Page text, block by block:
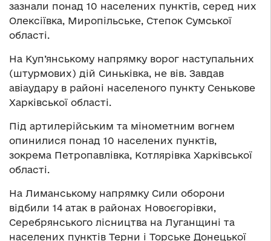
зазнали понад 10 населених пунктів, серед них
Олексіївка, Миропільське, Степок Сумської
області.
На Куп’янському напрямку ворог наступальних
(штурмових) дій Синьківка, не вів. Завдав
авіаудару в районі населеного пункту Сенькове
Харківської області.
Під артилерійським та мінометним вогнем
опинилися понад 10 населених пунктів,
зокрема Петропавлівка, Котлярівка Харківської
області.
На Лиманському напрямку Сили оборони
відбили 14 атак в районах Новоєгорівки,
Серебрянського лісництва на Луганщині та
населених пунктів Терни і Торське Донецької